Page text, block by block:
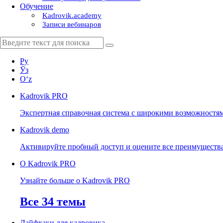
Обучение
Kadrovik.academy
Записи вебинаров
Ру
Ўз
Oʻz
Kadrovik PRO
Экспертная справочная система с широкими
Kadrovik demo
Активируйте пробный доступ и оцените все
О Kadrovik PRO
Узнайте больше о Kadrovik PRO
Все 34 темы